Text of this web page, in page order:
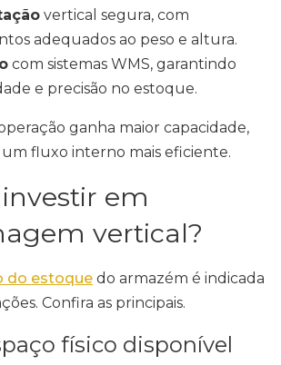
vertical segura, com
adequados ao peso e altura.
com sistemas WMS, garantindo
e precisão no estoque.
ganha maior capacidade,
fluxo interno mais eficiente.
em
vertical?
do estoque do armazém é indicada
Confira as principais.
físico disponível